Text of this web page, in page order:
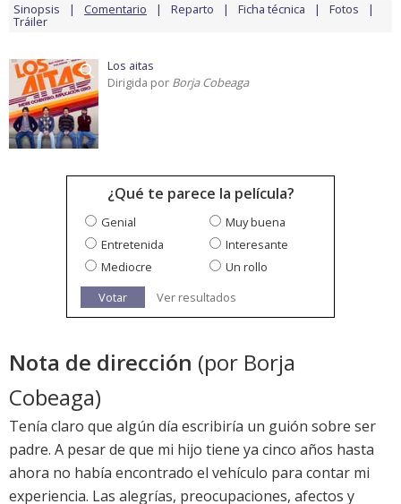
Sinopsis Comentario Reparto Ficha técnica Fotos
Tráiler
Los aitas
Dirigida por Borja Cobeaga
¿Qué te parece la película?
Genial
Muy buena
Entretenida
Interesante
Mediocre
Un rollo
Votar
Ver resultados
Nota de dirección (por Borja
Cobeaga)
Tenía claro que algún día escribiría un guión sobre ser
padre. A pesar de que mi hijo tiene ya cinco años hasta
ahora no había encontrado el vehículo para contar mi
experiencia. Las alegrías, preocupaciones, afectos y